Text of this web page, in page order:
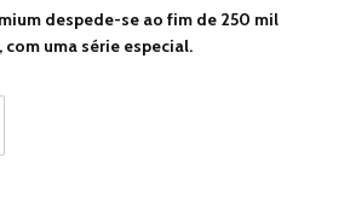
despede-se ao fim de 250 mil
com uma série especial.